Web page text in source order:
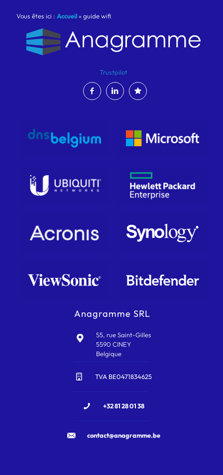
Vous êtes ici : Accueil» guide wifi
Trustpilot
Anagramme SRL
55, rue Saint-Gilles
5590 CINEY
Belgique
TVA BE0471834625
+32 81 28 01 38
contact@anagramme.be